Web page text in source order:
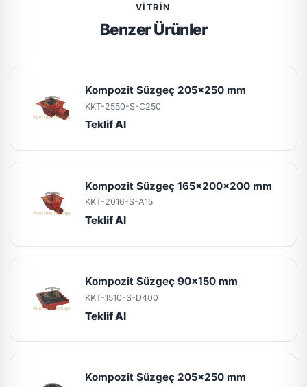
VITRIN
Benzer Ürünler
Kompozit Süzgeç 205x250 mm
KKT-2550-S-C250
Teklif Al
Kompozit Süzgeç 165x200x200 mm
KKT-2016-S-A15
Teklif Al
Kompozit Süzgeç 90x150 mm
KKT-1510-S-D400
Teklif Al
Kompozit Süzgeç 205x250 mm